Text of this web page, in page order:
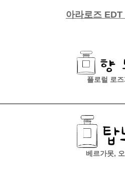
아라로즈
플로럴 로즈
베르가못, 오